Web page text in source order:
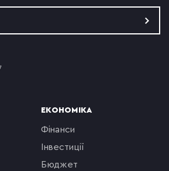
ЕКОНОМІКА
фінанси
інвестиції
бюджет